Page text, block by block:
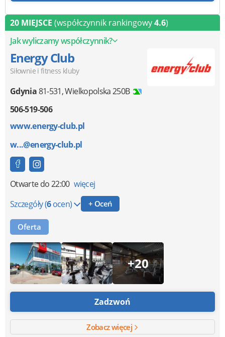
20 MIEJSCE (współczynnik rankingowy4.6)
Jak wyliczamy współczynnik?
Energy Club
Siłownie i fitness kluby
Gdynia81-531,Wielkopolska 250B
506-519-506
www.energy-club.pl
w...@energy-club.pl
Otwartedo 22:00 więcej
Szczegóły(6ocen) + Oceń
Oferta
+20
Zadzwoń
Zobacz więcej